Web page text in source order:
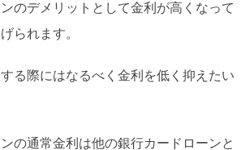
のデメリットとして金利が高くなって
られます。
る際にはなるべく金利を低く抑えたい
の通常金利は他の銀行カードローンと